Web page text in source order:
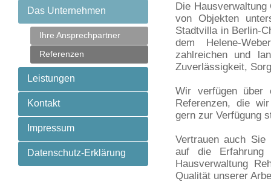
Das Unternehmen
Ihre Ansprechpartner
Referenzen
Leistungen
Kontakt
Impressum
Datenschutz-Erklärung
Die
von Objekten
Stadtvilla in Berlin-
dem Helene-
zahlreichen und
Zuverlässigkeit,
Wir verfügen über
Referenzen, die
gern zur Verfügung
Vertrauen auch Sie
auf die Erfahrung
Hausverwaltung
Qualität unserer